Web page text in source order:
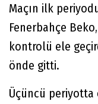
Maçın ilk
Fenerbahçe
kontrolü ele
önde gitti.
Üçüncü